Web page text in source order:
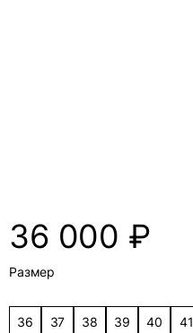
36 000 ₽
Размер
36 37 38 39 40 41